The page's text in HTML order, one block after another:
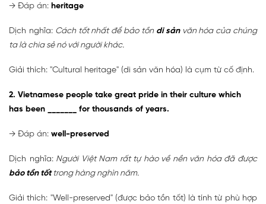
→ Đáp án: heritage
Dịch nghĩa:Cách tốt nhất để bảo tồn di sảnvăn hóa của chúng
ta là chia sẻ nó với người khác.
Giải thích: "Cultural heritage" (di sản văn hóa) là cụm từ cố định.
2. Vietnamese people take great pride in their culture which
has been _______ for thousands of years.
→ Đáp án: well-preserved
Dịch nghĩa:Người Việt Nam rất tự hào về nền văn hóa đã được
bảo tồn tốttrong hàng nghìn năm.
Giải thích: "Well-preserved" (được bảo tồn tốt) là tính từ phù hợp